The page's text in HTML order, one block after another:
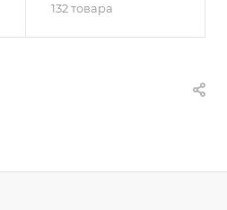
132 товара